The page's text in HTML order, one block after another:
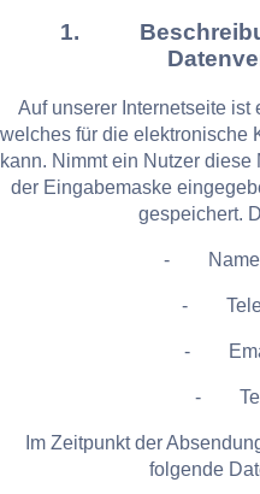
1.
Auf unserer Internetseite ist
welches für die elektronische
kann. Nimmt ein Nutzer
der Eingabemaske
gespeichert.
- Name
-
-
-
Im Zeitpunkt der
folgende